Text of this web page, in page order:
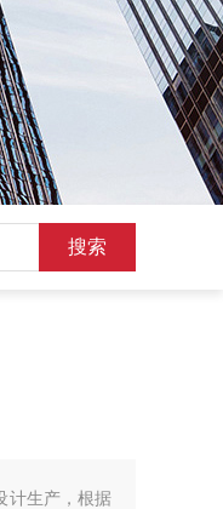
计生产，根据